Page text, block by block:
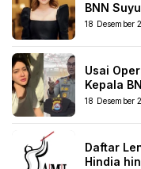
BNN
18 Desember
Usai
Kepala
18 Desember
Daftar
Hindia